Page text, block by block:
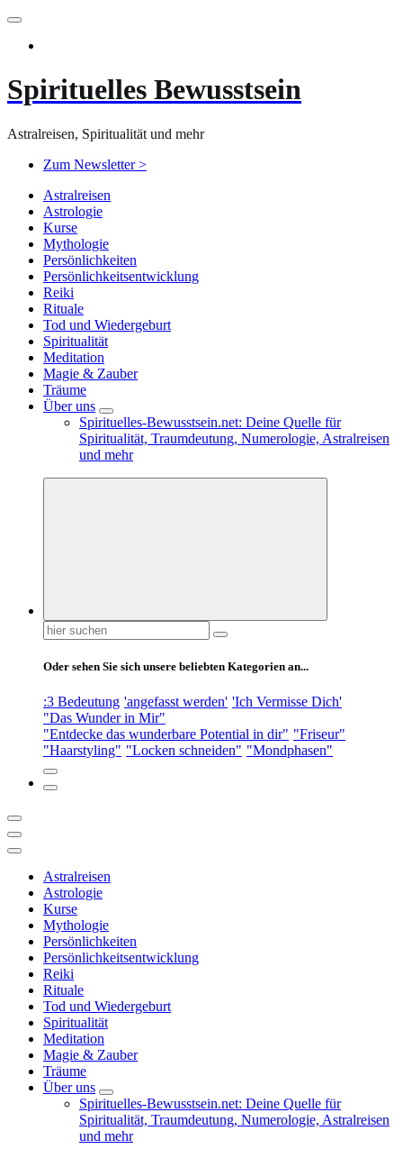
Zum
springen
Spirituelles Bewusstsein
Astralreisen, Spiritualität und mehr
Zum Newsletter >
Astralreisen
Astrologie
Kurse
Mythologie
Persönlichkeiten
Persönlichkeitsentwicklung
Reiki
Rituale
Tod und Wiedergeburt
Spiritualität
Meditation
Magie & Zauber
Träume
Über uns
Spirituelles-Bewusstsein.net: Deine Quelle für
Spiritualität, Traumdeutung, Numerologie, Astralreisen
und mehr
Suchen
nach:
Oder sehen Sie sich unsere beliebten Kategorien an...
:3 Bedeutung 'angefasst werden' 'Ich Vermisse Dich'
"Das Wunder in Mir"
"Entdecke das wunderbare Potential in dir" "Friseur"
"Haarstyling" "Locken schneiden" "Mondphasen"
Astralreisen
Astrologie
Kurse
Mythologie
Persönlichkeiten
Persönlichkeitsentwicklung
Reiki
Rituale
Tod und Wiedergeburt
Spiritualität
Meditation
Magie & Zauber
Träume
Über uns
Spirituelles-Bewusstsein.net: Deine Quelle für
Spiritualität, Traumdeutung, Numerologie, Astralreisen
und mehr